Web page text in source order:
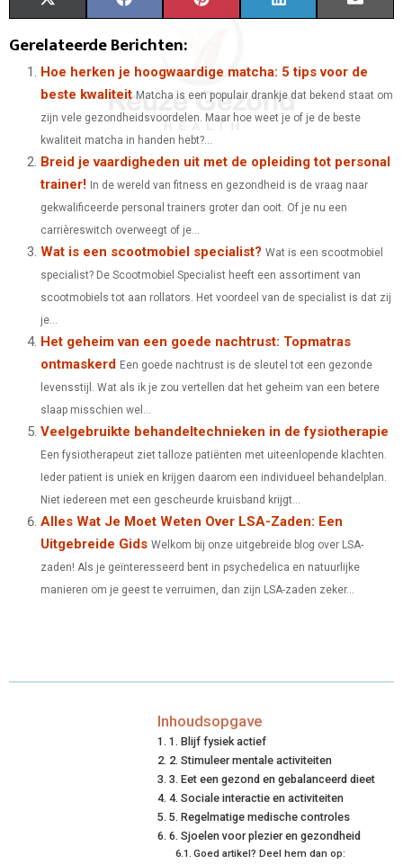
R
O
T
W
T
E
R
)
R
O
C
E
O
K
R
O
N
T
R
T
A
R
O
N
K
D
R
O
I
Gerelateerde Berichten:
Hoe herken je hoogwaardige matcha: 5 tips voor de
beste kwaliteit Matcha is een populair drankje dat bekend staat om
zijn vele gezondheidsvoordelen. Maar hoe weet je of je de beste
kwaliteit matcha in handen hebt?...
Breid je vaardigheden uit met de opleiding tot personal
trainer! In de wereld van fitness en gezondheid is de vraag naar
gekwalificeerde personal trainers groter dan ooit. Of je nu een
carrièreswitch overweegt of je...
Wat is een scootmobiel specialist? Wat is een scootmobiel
specialist? De Scootmobiel Specialist heeft een assortiment van
scootmobiels tot aan rollators. Het voordeel van de specialist is dat zij
je...
Het geheim van een goede nachtrust: Topmatras
ontmaskerd Een goede nachtrust is de sleutel tot een gezonde
levensstijl. Wat als ik je zou vertellen dat het geheim van een betere
slaap misschien wel...
Veelgebruikte behandeltechnieken in de fysiotherapie
Een fysiotherapeut ziet talloze patiënten met uiteenlopende klachten.
Ieder patient is uniek en krijgen daarom een individueel behandelplan.
Niet iedereen met een gescheurde kruisband krijgt...
Alles Wat Je Moet Weten Over LSA-Zaden: Een
Uitgebreide Gids Welkom bij onze uitgebreide blog over LSA-
zaden! Als je geïnteresseerd bent in psychedelica en natuurlijke
manieren om je geest te verruimen, dan zijn LSA-zaden zeker...
Inhoudsopgave
1. Blijf fysiek actief
2. Stimuleer mentale activiteiten
3. Eet een gezond en gebalanceerd dieet
4. Sociale interactie en activiteiten
5. Regelmatige medische controles
6. Sjoelen voor plezier en gezondheid
Goed artikel? Deel hem dan op: